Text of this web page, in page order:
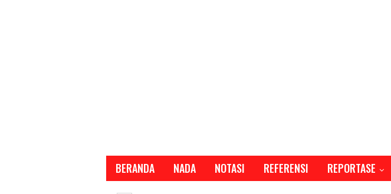
BERANDA NADA NOTASI REFERENSI REPORTASE